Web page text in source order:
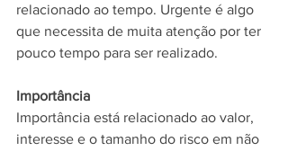
relacionado ao tempo. Urgente é algo
que necessita de muita atenção por ter
pouco tempo para ser realizado.
Importância
Importância está relacionado ao valor,
interesse e o tamanho do risco em não